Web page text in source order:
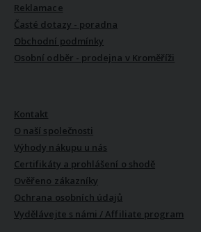
Reklamace
Časté dotazy - poradna
Obchodní podmínky
Osobní odběr - prodejna v Kroměříži
Kontakt
O naší společnosti
Výhody nákupu u nás
Certifikáty a prohlášení o shodě
Ověřeno zákazníky
Ochrana osobních údajů
Vydělávejte s námi / Affiliate program